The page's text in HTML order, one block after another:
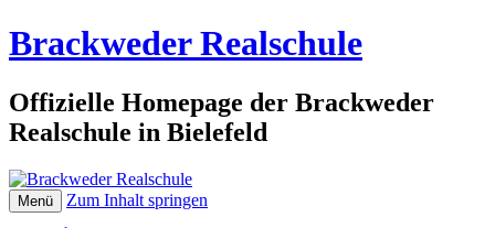
Brackweder Realschule
Offizielle Homepage der Brackweder
Realschule in Bielefeld
Menü Zum Inhalt springen